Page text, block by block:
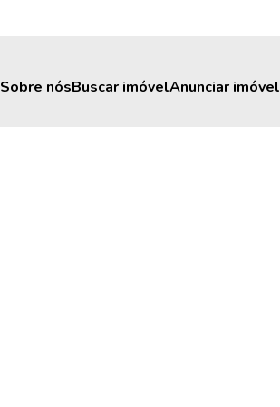
Sobre nósBuscar imóvelAnunciar imóvel